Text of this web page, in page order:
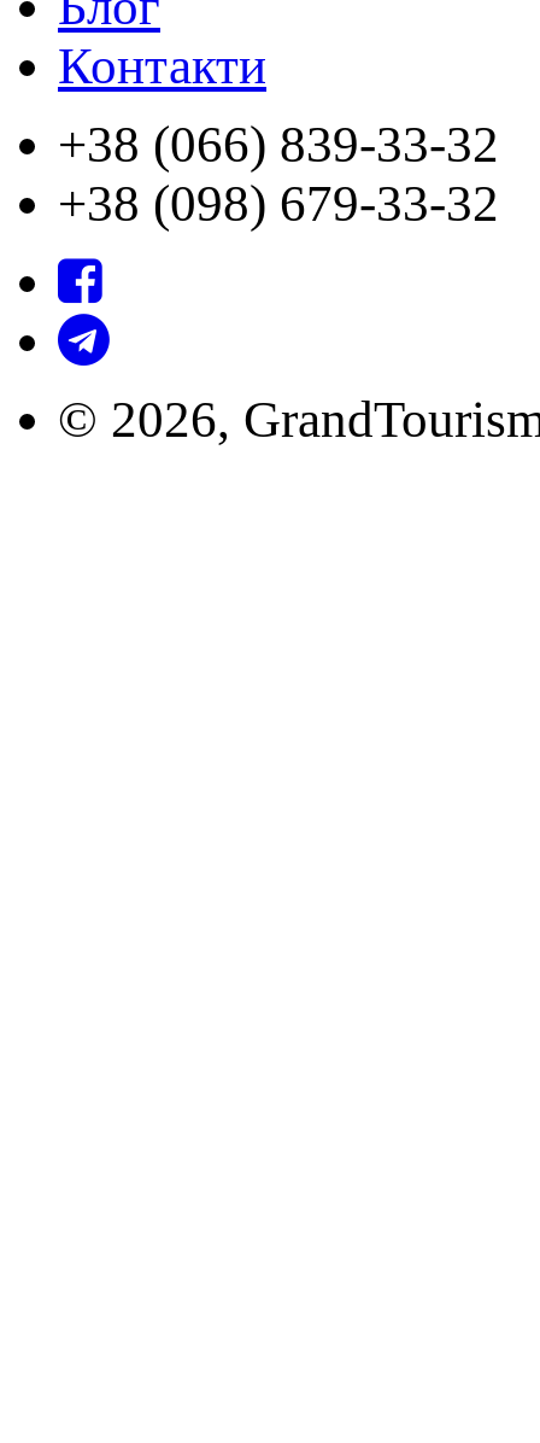
Контакти
+38 (066) 839-33-32
+38 (098) 679-33-32
© 2026,